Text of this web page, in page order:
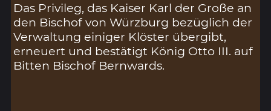
Das Privileg, das Kaiser Karl der Große an
den Bischof von Würzburg bezüglich der
Verwaltung einiger Klöster übergibt,
erneuert und bestätigt König Otto III. auf
Bitten Bischof Bernwards.